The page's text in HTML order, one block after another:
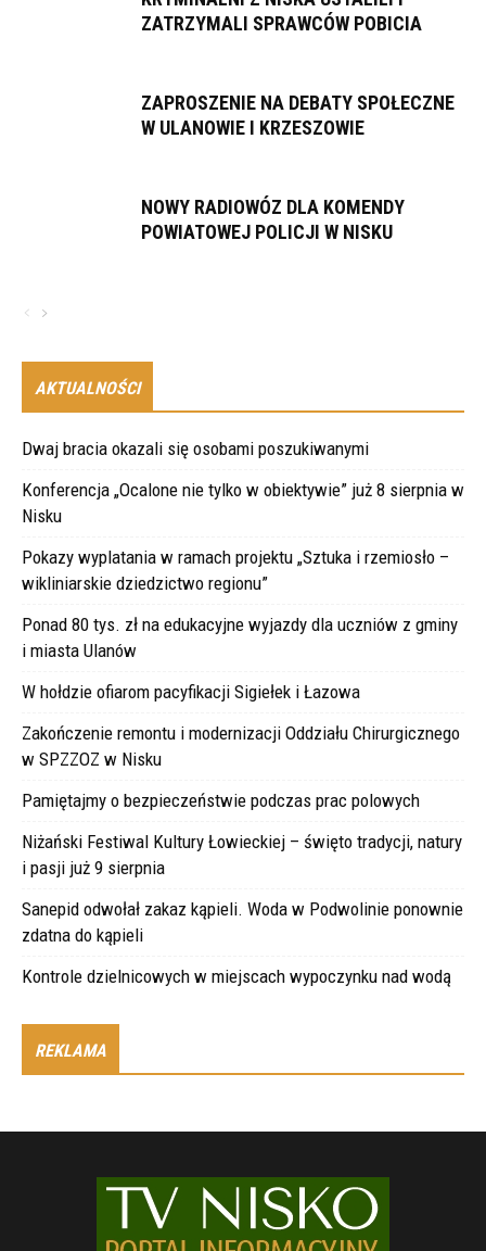
ZATRZYMALI SPRAWCÓW POBICIA
ZAPROSZENIE NA DEBATY SPOŁECZNE
W ULANOWIE I KRZESZOWIE
NOWY RADIOWÓZ DLA KOMENDY
POWIATOWEJ POLICJI W NISKU
AKTUALNOŚCI
Dwaj bracia okazali się osobami poszukiwanymi
Konferencja „Ocalone nie tylko w obiektywie” już 8 sierpnia w
Nisku
Pokazy wyplatania w ramach projektu „Sztuka i rzemiosło –
wikliniarskie dziedzictwo regionu”
Ponad 80 tys. zł na edukacyjne wyjazdy dla uczniów z gminy
i miasta Ulanów
W hołdzie ofiarom pacyfikacji Sigiełek i Łazowa
Zakończenie remontu i modernizacji Oddziału Chirurgicznego
w SPZZOZ w Nisku
Pamiętajmy o bezpieczeństwie podczas prac polowych
Niżański Festiwal Kultury Łowieckiej – święto tradycji, natury
i pasji już 9 sierpnia
Sanepid odwołał zakaz kąpieli. Woda w Podwolinie ponownie
zdatna do kąpieli
Kontrole dzielnicowych w miejscach wypoczynku nad wodą
REKLAMA